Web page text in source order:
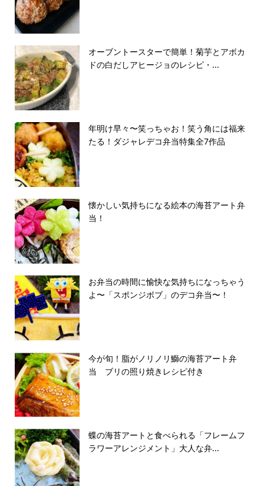
オーブントースターで簡単！菊芋とアボカ
ドの白だしアヒージョのレシピ・...
年明け早々〜笑っちゃお！笑う角には福来
たる！ダジャレデコ弁当特集全7作品
懐かしい気持ちになる絵本の海苔アート弁
当！
お弁当の時間に愉快な気持ちになっちゃう
よ〜「スポンジボブ」のデコ弁当〜！
今が旬！脂がノリノリ鰤の海苔アート弁
当 ブリの照り焼きレシピ付き
蝶の海苔アートと食べられる「フレームフ
ラワーアレンジメント」大人な弁...